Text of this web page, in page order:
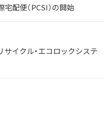
配便（PCSI）の開始
サイクル・エコロックシステ